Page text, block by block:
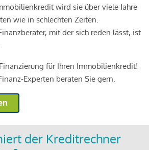
wird sie über viele Jahre
wie in schlechten Zeiten.
mit der sich reden lässt, ist
für Ihren Immobilienkredit!
Experten beraten Sie gern.
der Kreditrechner